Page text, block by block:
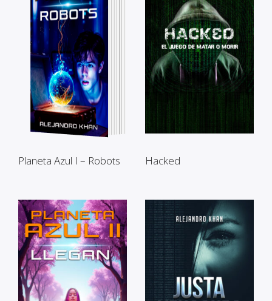
Planeta Azul I – Robots Hacked